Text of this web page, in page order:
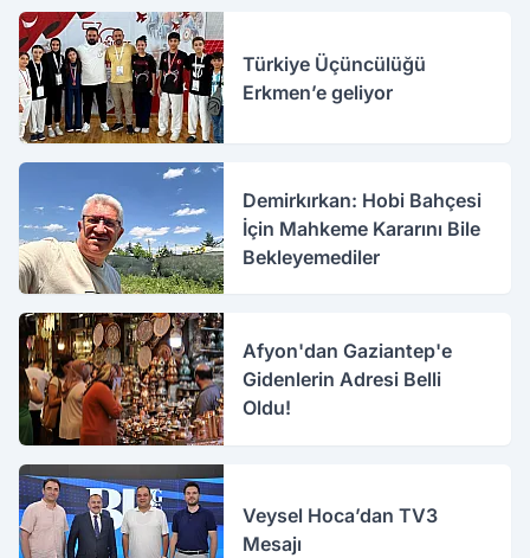
Türkiye Üçüncülüğü
Erkmen’e geliyor
Demirkırkan: Hobi Bahçesi
İçin Mahkeme Kararını Bile
Bekleyemediler
Afyon'dan Gaziantep'e
Gidenlerin Adresi Belli
Oldu!
Veysel Hoca’dan TV3
Mesajı